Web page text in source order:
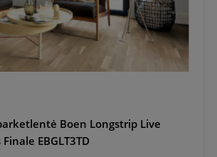
Boen Longstrip Live
EBGLT3TD